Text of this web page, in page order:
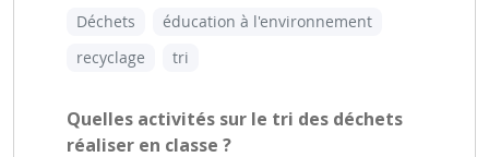
Déchets
éducation à l'environnement
recyclage
tri
Quelles activités sur le tri des déchets
réaliser en classe ?